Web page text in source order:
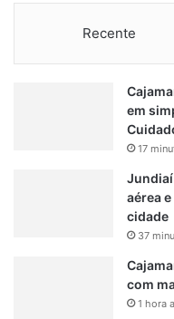
Recente
em
17
aérea
cidade
37
com
1 hora